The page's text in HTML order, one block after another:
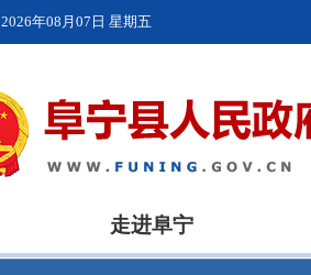
2026年08月07日 星期五
走进阜宁